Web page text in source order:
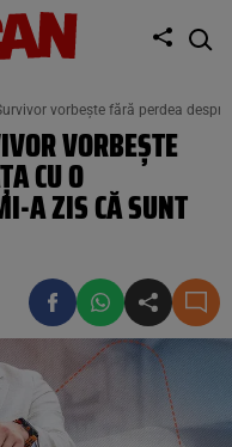
vorbește fără perdea
VORBEȘTE
CU O
A ZIS CĂ SUNT